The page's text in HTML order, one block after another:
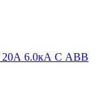
20А 6.0кА С АВВ